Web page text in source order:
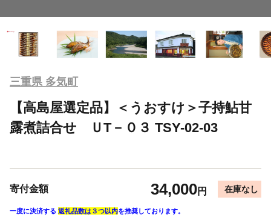
三重県 多気町
【高島屋選定品】＜うおすけ＞子持鮎甘
露煮詰合せ ＵT－０３ TSY-02-03
寄付金額 34,000円 在庫なし
一度に決済する 返礼品数は３つ以内を推奨しております。